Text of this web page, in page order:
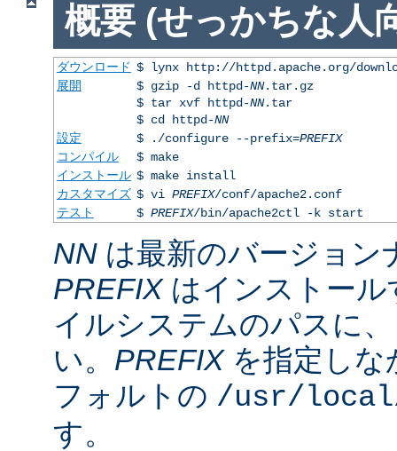
概要 (せっかちな人
ダウンロード $ lynx http://httpd.apache.org/
展開
$ gzip -d httpd-NN.tar.gz
$ tar xvf httpd-NN.tar
$ cd httpd-NN
設定
$ ./configure --prefix=PREFIX
コンパイル
$ make
インストール $ make install
カスタマイズ $ vi PREFIX/conf/apache2.conf
テスト
$ PREFIX/bin/apache2ctl -k start
NN は最新のバージョン
PREFIXはインストール
イルシステムのパスに
い。 PREFIXを指定しな
フォルトの /usr/local/
す。